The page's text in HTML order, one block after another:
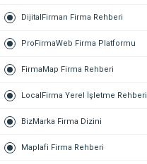
DijitalFirman Firma Rehberi
ProFirmaWeb Firma Platformu
FirmaMap Firma Rehberi
LocalFirma Yerel İşletme Rehberi
BizMarka Firma Dizini
Maplafi Firma Rehberi